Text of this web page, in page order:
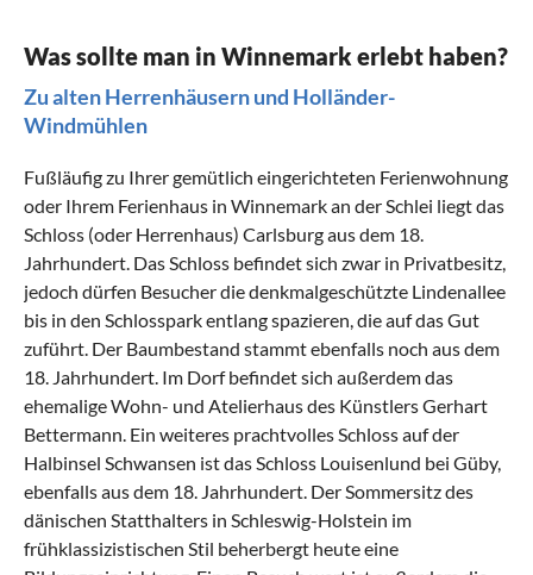
Was sollte man in Winnemark erlebt haben?
Zu alten Herrenhäusern und Holländer-
Windmühlen
Fußläufig zu Ihrer gemütlich eingerichteten Ferienwohnung
oder Ihrem Ferienhaus in Winnemark an der Schlei liegt das
Schloss (oder Herrenhaus) Carlsburg aus dem 18.
Jahrhundert. Das Schloss befindet sich zwar in Privatbesitz,
jedoch dürfen Besucher die denkmalgeschützte Lindenallee
bis in den Schlosspark entlang spazieren, die auf das Gut
zuführt. Der Baumbestand stammt ebenfalls noch aus dem
18. Jahrhundert. Im Dorf befindet sich außerdem das
ehemalige Wohn- und Atelierhaus des Künstlers Gerhart
Bettermann. Ein weiteres prachtvolles Schloss auf der
Halbinsel Schwansen ist das Schloss Louisenlund bei Güby,
ebenfalls aus dem 18. Jahrhundert. Der Sommersitz des
dänischen Statthalters in Schleswig-Holstein im
frühklassizistischen Stil beherbergt heute eine